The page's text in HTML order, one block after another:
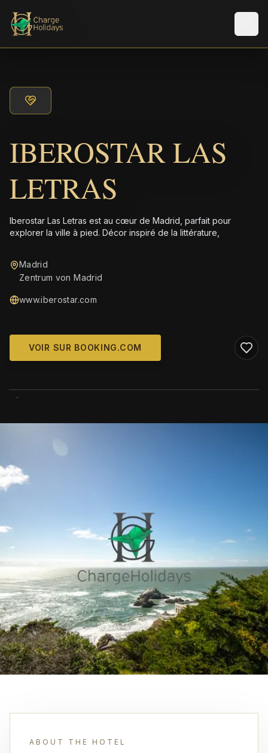
IBEROSTAR LAS
LETRAS
Iberostar Las Letras est au cœur de Madrid, parfait pour
explorer la ville à pied. Décor inspiré de la littérature,
Madrid
Zentrum von Madrid
www.iberostar.com
VOIR SUR BOOKING.COM
ABOUT THE HOTEL